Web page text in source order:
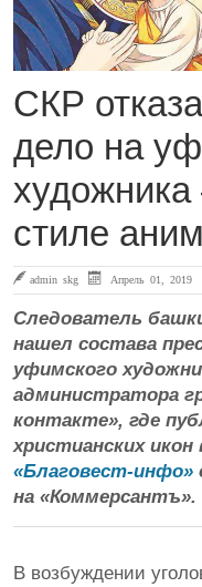
СКР
дело на
стиле
admin skg Апрель 01, 2019
Следователь
нашел состава
уфимского
администратора
контакте», где
христианских икон
«Благовест-инфо»
на «Коммерсантъ».
В возбуждении